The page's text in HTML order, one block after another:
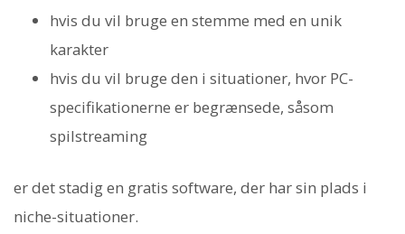
hvis du vil bruge en stemme med en unik
karakter
hvis du vil bruge den i situationer, hvor PC-
specifikationerne er begrænsede, såsom
spilstreaming
er det stadig en gratis software, der har sin plads i
niche-situationer.